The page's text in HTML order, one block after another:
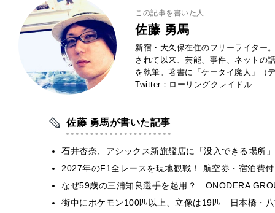
この記事を書いた人
佐藤 勇馬
新宿・大久保在住のフリーライター
されて以来、芸能、事件、ネットの
を執筆。著書に「ケータイ廃人」（
Twitter：ローリングクレイドル
佐藤 勇馬が書いた記事
石井杏奈、アシックス新旗艦店に「没入できる場所
2027年のF1全レースを現地観戦！ 航空券・宿泊費
なぜ59歳の三浦知良選手を起用？ ONODERA
街中にポケモン100匹以上、立像は19匹 日本橋・